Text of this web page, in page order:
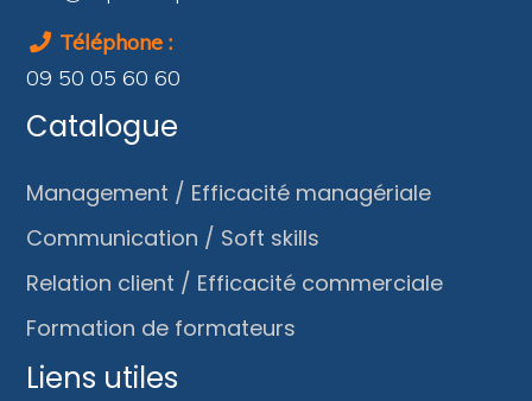
Téléphone :
09 50 05 60 60
Catalogue
Management / Efficacité managériale
Communication / Soft skills
Relation client / Efficacité commerciale
Formation de formateurs
Liens utiles